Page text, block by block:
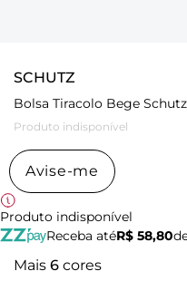
SCHUTZ
Bolsa Tiracolo Bege
Produto indisponível
Avise-me
Produto indisponível
Receba atéR$ 58,80
Mais 6 cores